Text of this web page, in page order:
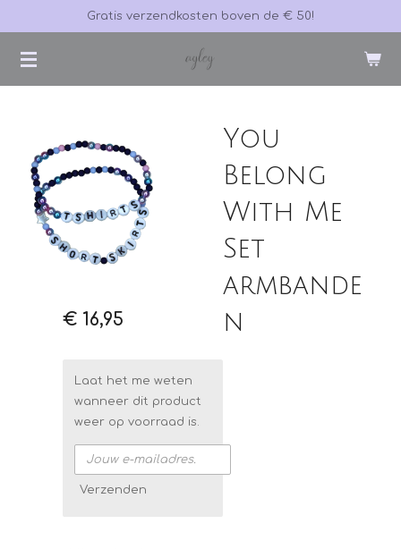
naar
Gratis verzendkosten boven de € 50!
You
Belong
With Me
Set
armbande
n
€ 16,95
Laat het me weten
wanneer dit product
weer op voorraad is.
Verzenden